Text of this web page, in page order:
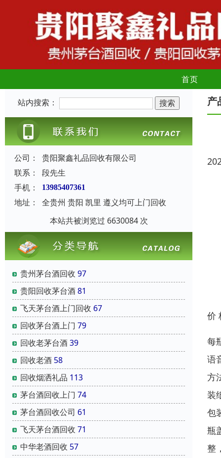
首页
站内搜索：
公司：
贵阳聚鑫礼品回收有限公司
联系：
段先生
手机：
13985407361
地址：
全贵州 贵阳 凯里 遵义均可上门回收
本站共被浏览过 6630084 次
贵州茅台酒回收 97
贵阳回收茅台酒81
飞天茅台酒上门回收 67
回收茅台酒上门 79
回收老茅台酒39
回收老酒 58
回收烟洒礼品 113
茅台酒回收上门 74
茅台酒回收公司 61
飞天茅台酒回收 71
中华老酒回收 57
产
价
每
语
方
装
包
瓶
整